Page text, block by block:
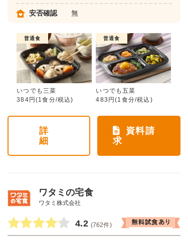
安否確認 無
普通食
いつでも三菜
384円(1食分/税込)
普通食
いつでも五菜
483円(1食分/税込)
詳
細
資料請
求
ワタミの宅食
ワタミ株式会社
4.2 (762件)